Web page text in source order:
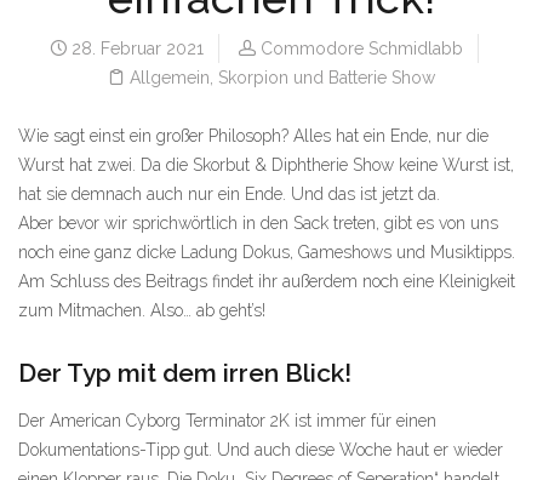
28. Februar 2021
Commodore Schmidlabb
Allgemein Skorpion und Batterie Show
Wie sagt einst ein großer Philosoph? Alles hat ein Ende, nur die
Wurst hat zwei. Da die Skorbut & Diphtherie Show keine Wurst ist,
hat sie demnach auch nur ein Ende. Und das ist jetzt da.
Aber bevor wir sprichwörtlich in den Sack treten, gibt es von uns
noch eine ganz dicke Ladung Dokus, Gameshows und Musiktipps.
Am Schluss des Beitrags findet ihr außerdem noch eine Kleinigkeit
zum Mitmachen. Also… ab geht’s!
Der Typ mit dem irren Blick!
Der American Cyborg Terminator 2K ist immer für einen
Dokumentations-Tipp gut. Und auch diese Woche haut er wieder